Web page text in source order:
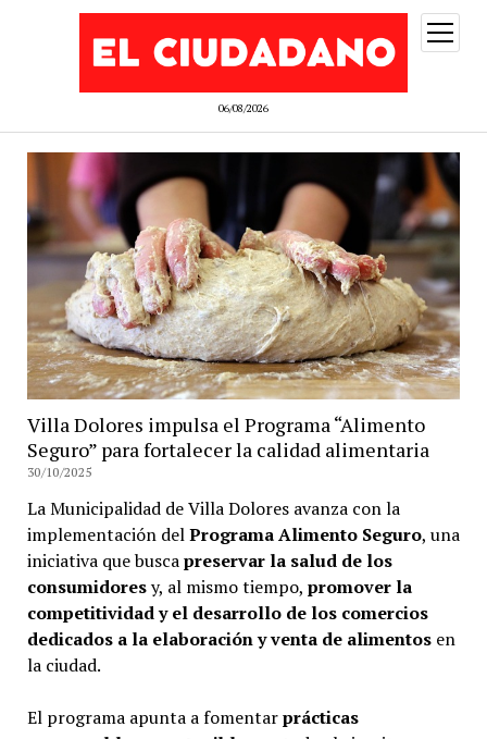
06/08/2026
abrir
menú
Villa Dolores impulsa el Programa “Alimento
Seguro” para fortalecer la calidad alimentaria
30/10/2025
La Municipalidad de Villa Dolores avanza con la
implementación delPrograma Alimento Seguro, una
iniciativa que buscapreservar la salud de los
consumidoresy, al mismo tiempo, promover la
competitividad y el desarrollo de los comercios
dedicados a la elaboración y venta de alimentosen
la ciudad.
El programa apunta a fomentarprácticas